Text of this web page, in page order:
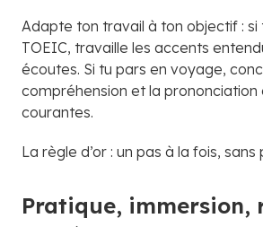
Adapte ton travail à ton objectif : si
TOEIC, travaille les accents
écoutes. Si tu pars en voyage,
compréhension et la prononciation
courantes.
La règle d’or : un pas à la fois, sans
Pratique, immersion,